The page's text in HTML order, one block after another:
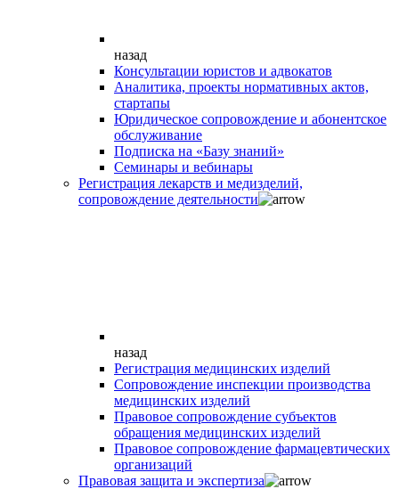
назад
Консультации юристов и адвокатов
Аналитика, проекты нормативных актов,
стартапы
Юридическое сопровождение и абонентское
обслуживание
Подписка на «Базу знаний»
Семинары и вебинары
Регистрация лекарств и медизделий,
сопровождение деятельности
назад
Регистрация медицинских изделий
Сопровождение инспекции производства
медицинских изделий
Правовое сопровождение субъектов
обращения медицинских изделий
Правовое сопровождение фармацевтических
организаций
Правовая защита и экспертиза